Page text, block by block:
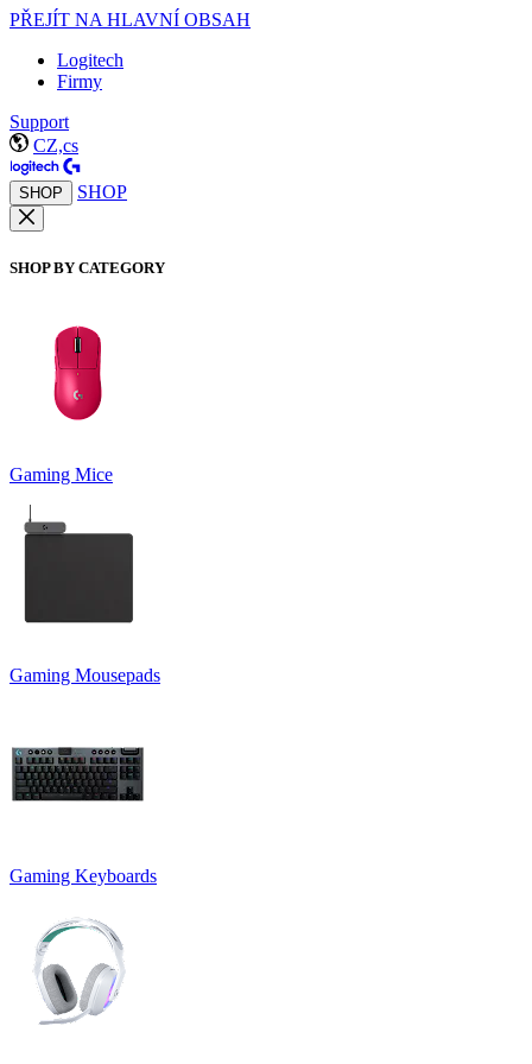
PŘEJÍT NA HLAVNÍ OBSAH
Logitech
Firmy
Support
CZ,cs
SHOP SHOP
SHOP BY CATEGORY
Gaming Mice
Gaming Mousepads
Gaming Keyboards